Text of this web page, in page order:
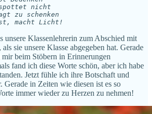
nicht
zu schenken
macht Licht!
unsere Klassenlehrerin zum Abschied mit
sie unsere Klasse abgegeben hat. Gerade
mir beim Stöbern in Erinnerungen
fand ich diese Worte schön, aber ich habe
Jetzt fühle ich ihre Botschaft und
Gerade in Zeiten wie diesen ist es so
immer wieder zu Herzen zu nehmen!